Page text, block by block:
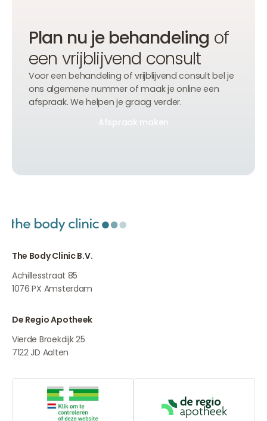
Plan nu je behandeling of
een vrijblijvend consult
Voor een behandeling of vrijblijvend consult bel je
ons algemene nummer of maak je online een
afspraak. We helpen je graag verder.
Afspraak maken
The Body Clinic B.V.
Achillesstraat 85
1076 PX Amsterdam
De Regio Apotheek
Vierde Broekdijk 25
7122 JD Aalten
Online aanbieders medicijnenDe Regio